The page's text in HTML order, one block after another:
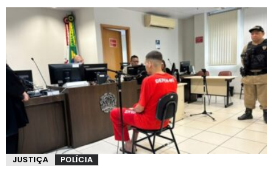
JUSTIÇA POLÍCIA